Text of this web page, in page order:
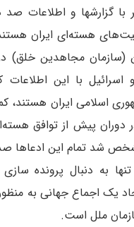
با گزارشها و اطلاعات
هسته‌ای ایران
(سازمان مجاهدین خلق)
با این اطلاعات
اسلامی ایران هستند،
دوران پیش از توافق
شد تمام این ادعاها
به دنبال پرونده
یک اجماع جهانی به
ملل است.